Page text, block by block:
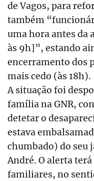
de Vagos, para
também
uma hora antes da
às 9h]”, estando
encerramento dos
mais cedo (às 18h).
A situação foi
família na GNR,
detetar o
estava
chumbado) do seu
André. O alerta
familiares, no